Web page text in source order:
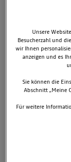
8. Juni 2009
TAGS &
Unsere
Besucherzahl und
wir Ihnen
anzeigen und es
Sie können die
Abschnitt „Meine
Für weitere